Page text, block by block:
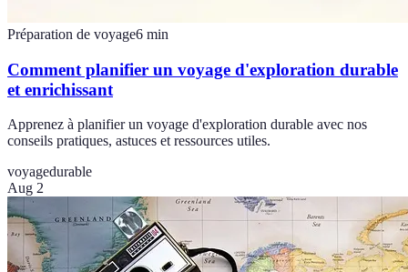
Préparation de voyage6 min
Comment planifier un voyage d'exploration durable
et enrichissant
Apprenez à planifier un voyage d'exploration durable avec nos
conseils pratiques, astuces et ressources utiles.
voyagedurable
Aug 2